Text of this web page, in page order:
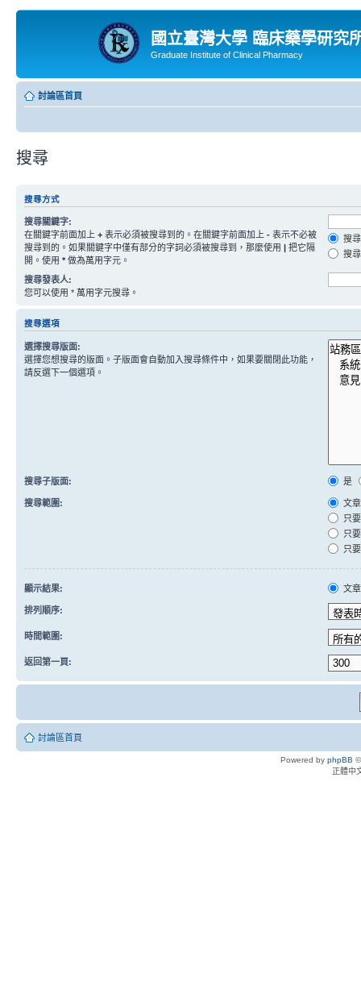
國立臺灣大學 臨床藥學研究
Graduate Institute of Clinical Pharmacy
討論區首頁
搜尋
搜尋方式
搜尋關鍵字:
在關鍵字前面加上 + 表示必須被搜尋到的。在關鍵字前面加上 - 表示不必被
搜尋到的。如果關鍵字中僅有部分的字詞必須被搜尋到，那麼使用 | 把它隔
開。使用 * 做為萬用字元。
搜
搜
搜尋發表人:
您可以使用 * 萬用字元搜尋。
搜尋選項
選擇搜尋版面:
選擇您想搜尋的版面。子版面會自動加入搜尋條件中，如果要關閉此功能，
請反選下一個選項。
搜尋子版面: 是
搜尋範圍:
文
只
只
只
顯示結果: 文章
排列順序:
時間範圍:
返回第一頁:
討論區首頁
Powered by phpBB
正體中